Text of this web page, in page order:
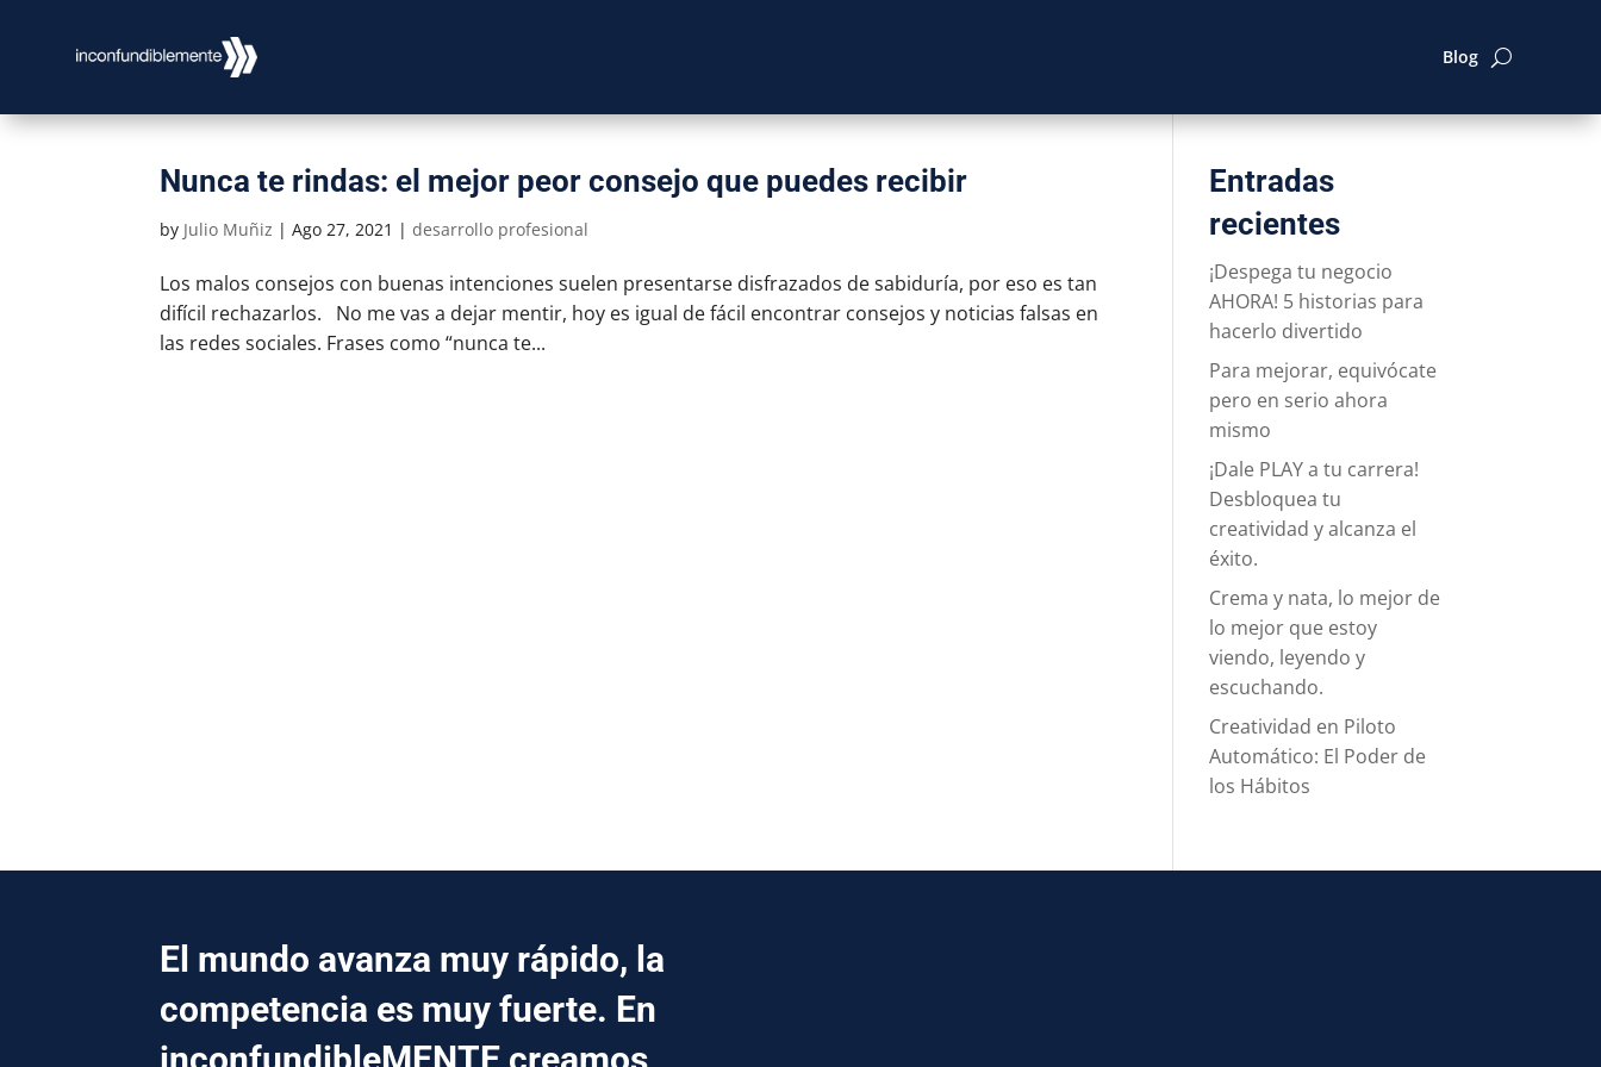
Blog
Nunca te rindas: el mejor peor consejo que puedes recibir
by Julio Muñiz |Ago 27, 2021 |desarrollo profesional
Los malos consejos con buenas intenciones suelen presentarse disfrazados de sabiduría, por eso es tan
difícil rechazarlos. No me vas a dejar mentir, hoy es igual de fácil encontrar consejos y noticias falsas en
las redes sociales. Frases como “nunca te...
Entradas
recientes
¡Despega tu negocio
AHORA! 5 historias para
hacerlo divertido
Para mejorar, equivócate
pero en serio ahora
mismo
¡Dale PLAY a tu carrera!
Desbloquea tu
creatividad y alcanza el
éxito.
Crema y nata, lo mejor de
lo mejor que estoy
viendo, leyendo y
escuchando.
Creatividad en Piloto
Automático: El Poder de
los Hábitos
El mundo avanza muy rápido, la
competencia es muy fuerte. En
inconfundibleMENTE creamos